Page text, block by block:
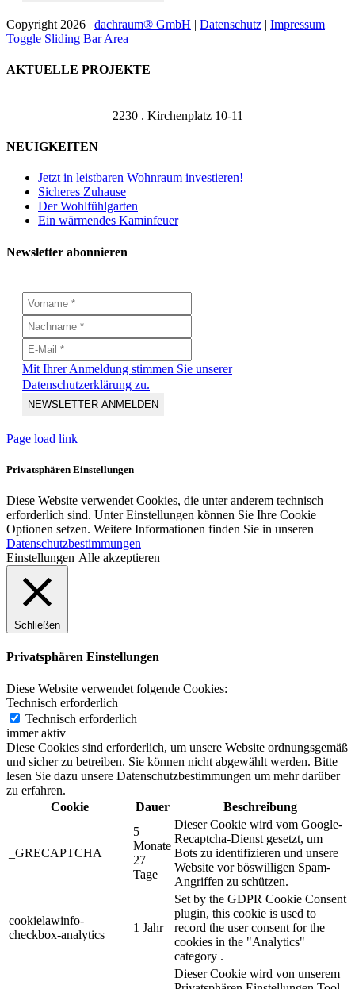
Copyright 2026 | dachraum® GmbH | Datenschutz | Impressum
Toggle Sliding Bar Area
AKTUELLE PROJEKTE
2230 . Kirchenplatz 10-11
NEUIGKEITEN
Jetzt in leistbaren Wohnraum investieren!
Sicheres Zuhause
Der Wohlfühlgarten
Ein wärmendes Kaminfeuer
Newsletter abonnieren
Mit Ihrer Anmeldung stimmen Sie unserer
Datenschutzerklärung zu.
Page load link
Privatsphären Einstellungen
Diese Website verwendet Cookies, die unter anderem technisch
erforderlich sind. Unter Einstellungen können Sie Ihre Cookie
Optionen setzen. Weitere Informationen finden Sie in unseren
Datenschutzbestimmungen
Einstellungen Alle akzeptieren
Schließen
Privatsphären Einstellungen
Diese Website verwendet folgende Cookies:
Technisch erforderlich
Technisch erforderlich
immer aktiv
Diese Cookies sind erforderlich, um unsere Website ordnungsgemäß
und sicher zu betreiben. Sie können nicht abgewählt werden. Bitte
lesen Sie dazu unsere Datenschutzbestimmungen um mehr darüber
zu erfahren.
Cookie
Dauer Beschreibung
_GRECAPTCHA
5
Monate
27
Tage
Dieser Cookie wird vom Google-
Recaptcha-Dienst gesetzt, um
Bots zu identifizieren und unsere
Website vor böswilligen Spam-
Angriffen zu schützen.
cookielawinfo-
checkbox-analytics
1 Jahr
Set by the GDPR Cookie Consent
plugin, this cookie is used to
record the user consent for the
cookies in the "Analytics"
category .
Dieser Cookie wird von unserem